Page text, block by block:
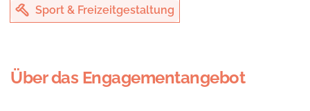
Sport & Freizeitgestaltung
Über das Engagementangebot